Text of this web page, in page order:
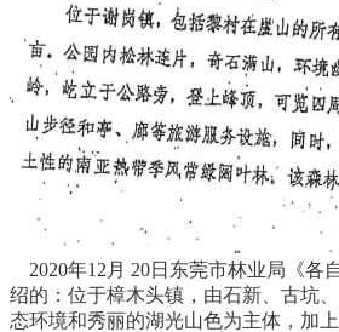
2020年12月 20日东莞市林业局《各
绍的：位于樟木头镇，由石新、古坑
态环境和秀丽的湖光山色为主体，加